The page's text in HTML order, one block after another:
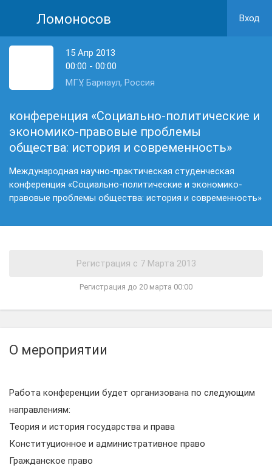
Ломоносов Вход
15 Апр 2013
00:00 - 00:00
МГУ, Барнаул, Россия
конференция «Социально-политические и
экономико-правовые проблемы
общества: история и современность»
Международная научно-практическая студенческая
конференция «Социально-политические и экономико-
правовые проблемы общества: история и современность»
Регистрация до 20 марта 00:00
О мероприятии
Работа конференции будет организована по следующим
направлениям:
Теория и история государства и права
Конституционное и административное право
Гражданское право